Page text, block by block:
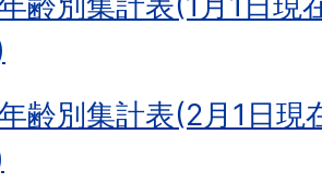
齢別集計表(2月1日現